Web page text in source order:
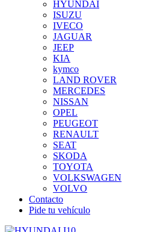
HYUNDAI
ISUZU
IVECO
JAGUAR
JEEP
KIA
kymco
LAND ROVER
MERCEDES
NISSAN
OPEL
PEUGEOT
RENAULT
SEAT
SKODA
TOYOTA
VOLKSWAGEN
VOLVO
Contacto
Pide tu vehículo